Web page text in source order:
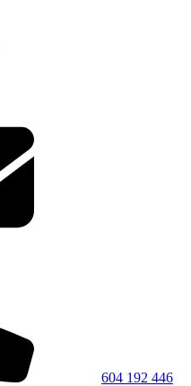
604 192 446